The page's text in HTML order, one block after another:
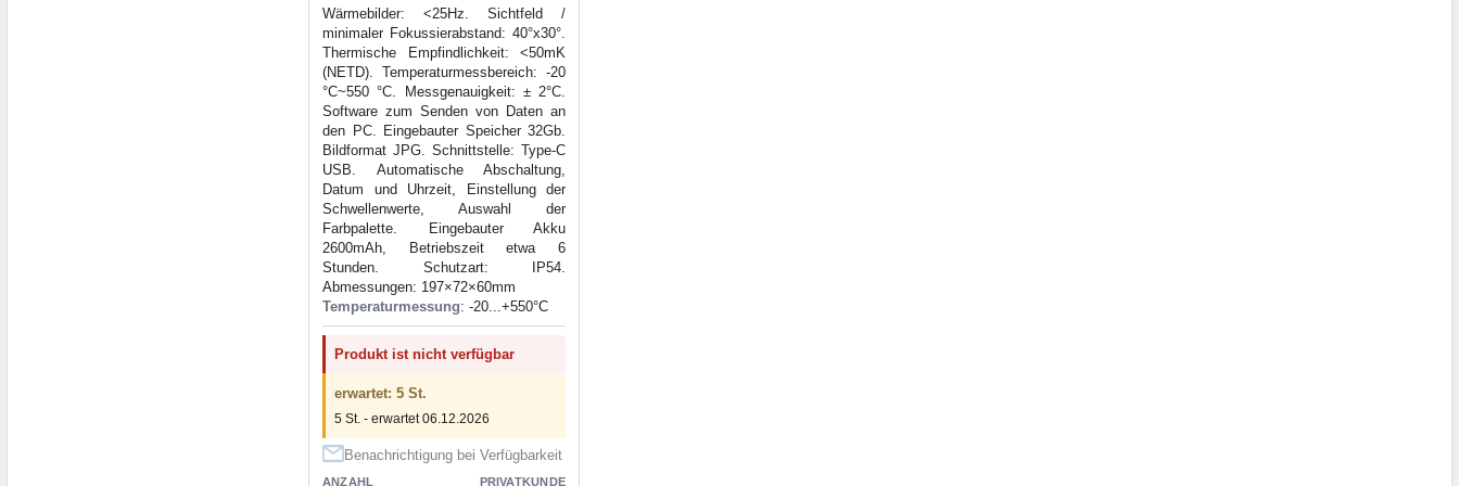
Wärmebilder: <25Hz. Sichtfeld /
minimaler Fokussierabstand: 40°x30°.
Thermische Empfindlichkeit: <50mK
(NETD). Temperaturmessbereich: -20
°C~550 °C. Messgenauigkeit: ± 2°C.
Software zum Senden von Daten an
den PC. Eingebauter Speicher 32Gb.
Bildformat JPG. Schnittstelle: Type-C
USB. Automatische Abschaltung,
Datum und Uhrzeit, Einstellung der
Schwellenwerte, Auswahl der
Farbpalette. Eingebauter Akku
2600mAh, Betriebszeit etwa 6
Stunden. Schutzart: IP54.
Abmessungen: 197×72×60mm
Temperaturmessung: -20...+550°С
Produkt ist nicht verfügbar
erwartet: 5 St.
5 St. - erwartet 06.12.2026
Benachrichtigung bei Verfügbarkeit
ANZAHL PRIVATKUNDE